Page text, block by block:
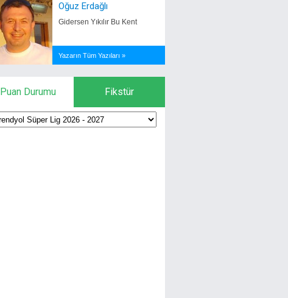
Oğuz Erdağlı
Gidersen Yıkılır Bu Kent
Yazarın Tüm Yazıları »
Puan Durumu Fikstür